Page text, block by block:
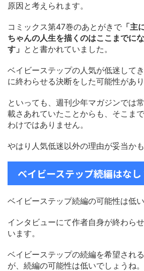
原因と考えられます。
コミックス第47巻のあとがきで 「主
ちゃんの人生を描くのはここまでに
す」 とと書かれていました。
ベイビーステップの人気が低迷して
に終わらせる決断をした可能性があり
といっても、週刊少年マガジンでは
載さあれていたことからも、そこま
わけではありません。
やはり人気低迷以外の理由が妥当かも
ベイビーステップ続編はなし
ベイビーステップ続編の可能性は低い
インタビューにて作者自身が終わら
います。
ベイビーステップの続編を希望され
が、続編の可能性は低いでしょうね。